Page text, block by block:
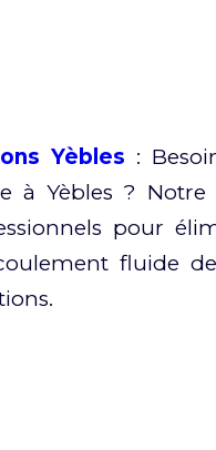
Yèbles :
à Yèbles ? Notre
pour
fluide